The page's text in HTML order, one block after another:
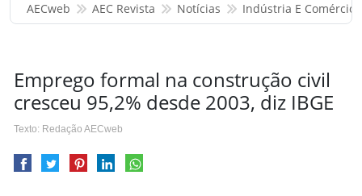
AECweb AEC Revista Notícias Indústria E Comércio
Emprego formal na construção civil
cresceu 95,2% desde 2003, diz IBGE
Texto: Redação AECweb